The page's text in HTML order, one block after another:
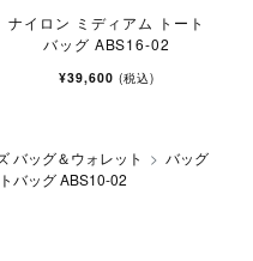
ナイロン ミディアム トート
バッグ ABS16-02
¥39,600 (税込)
バッグ＆ウォレット
バッグ
バッグ ABS10-02